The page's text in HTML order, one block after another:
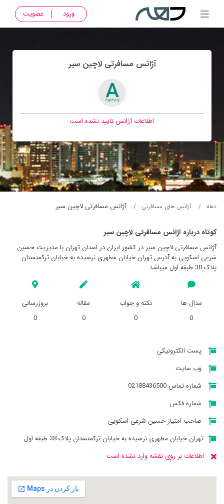
ورود عضویت
آژانس مسافرتی لاچين سير
اطلاعات آژانس تایید نشده است
دهه آژانس های مسافرتی آژانس مسافرتی لاچين سير
کوتاه درباره آژانس مسافرتی لاچين سير
آژانس مسافرتی لاچين سير در کشور ایران در استان تهران با مدیریت حسین
شرعی اسکویی به آدرس تهران خیابان مطهری نرسیده به خیابان ترکمنستان
پلاک 38 طبقه اول میباشد
مدال ها
0
نکته و جواب
0
مقاله
0
بروزرسانی
0
پست الکترونیکی
وب سایت
شماره تماس 02188436500
شماره فکس
صاحب امتیاز حسین شرعی اسکویی
تهران خیابان مطهری نرسیده به خیابان ترکمنستان پلاک 38 طبقه اول
اطلاعات بر روی نقشه وارد نشده است